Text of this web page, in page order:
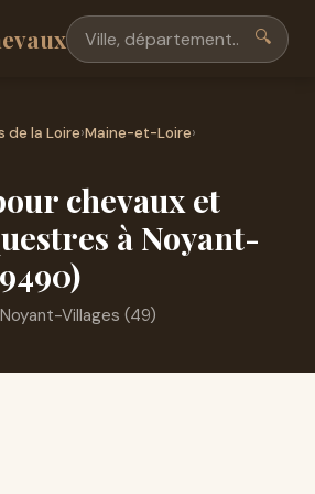
🔍
de la Loire›Maine-et-Loire›
chevaux et
à Noyant-
Villages (49)